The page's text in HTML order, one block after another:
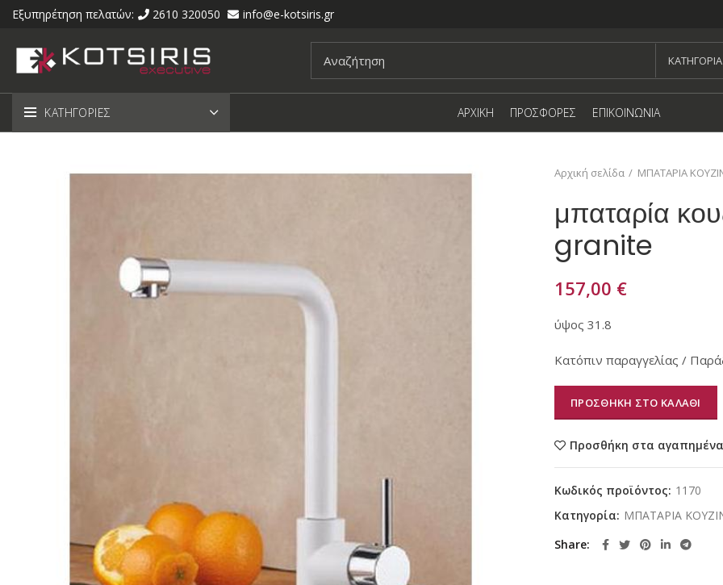
Εξυπηρέτηση πελατών: 2610 320050 info@e-kotsiris.gr
KΑΤΗΓΟΡΙΑ
ΚΑΤΗΓΟΡΙΕΣ ΑΡΧΙΚΗ ΠΡΟΣΦΟΡΕΣ ΕΠΙΚΟΙΝΩΝΙΑ
Αρχική σελίδα ΜΠΑΤΑΡΙΑ
μπαταρία
granite
157,00 €
ύψος 31.8
Κατόπιν παραγγελίας /
ΠΡΟΣΘΗΚΗ ΣΤΟ ΚΑΛΑΘΙ
Προσθήκη στα αγαπημένα
Κωδικός προϊόντος: 1170
Κατηγορία: ΜΠΑΤΑΡΙΑ
Share